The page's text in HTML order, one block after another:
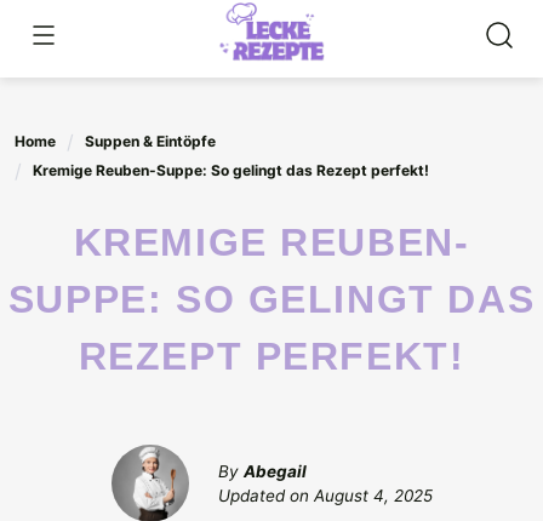
content
Home
Suppen & Eintöpfe
Kremige Reuben-Suppe: So gelingt das Rezept perfekt!
KREMIGE REUBEN-
SUPPE: SO GELINGT DAS
REZEPT PERFEKT!
By Abegail
Updated on August 4, 2025